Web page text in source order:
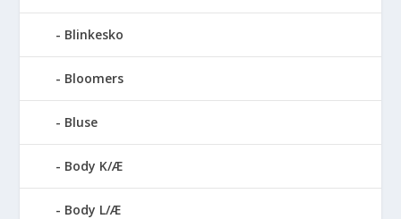
Blinkesko
Bloomers
Bluse
Body K/Æ
Body L/Æ